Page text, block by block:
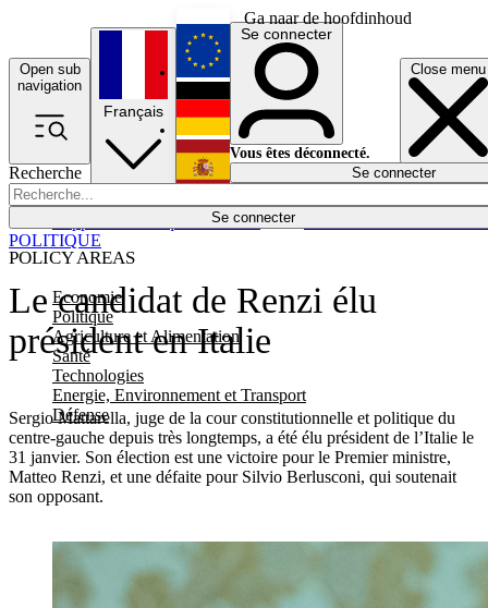
Ga naar de hoofdinhoud
Open sub
navigation
Close menu
Recherche
Se connecter
POLICY AREAS
Economie
Politique
Agriculture et Alimentation
Santé
Technologies
Energie, Environnement et Transport
Défense
Économie
Français
English
Deutsch
Español
Se connecter
Vous êtes déconnecté.
Se connecter
Le candidat de Renzi élu
président en Italie
Sergio Mattarella, juge de la cour constitutionnelle et politique du
centre-gauche depuis très longtemps, a été élu président de l’Italie le
31 janvier. Son élection est une victoire pour le Premier ministre,
Matteo Renzi, et une défaite pour Silvio Berlusconi, qui soutenait
son opposant.
POLITIQUE